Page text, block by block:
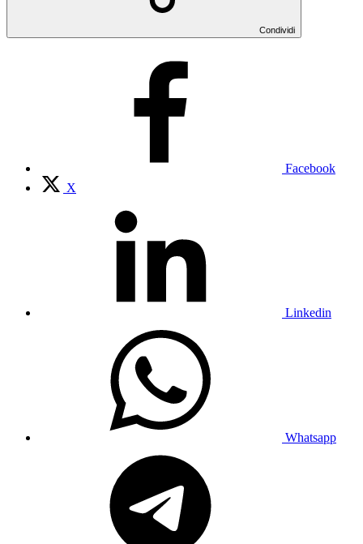
Condividi
Facebook
X
Linkedin
Whatsapp